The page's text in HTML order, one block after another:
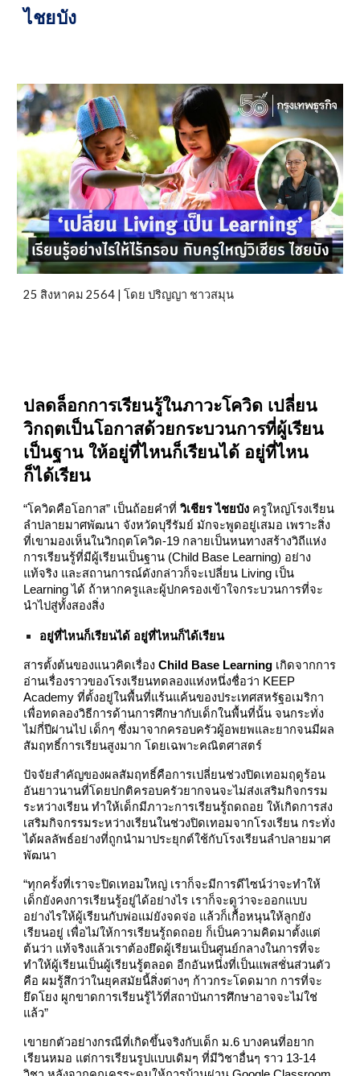
ไชยบัง
25 สิงหาคม 2564 | โดย ปริญญา ชาวสมุน
ปลดล็อกการเรียนรู้ในภาวะโควิด เปลี่ยน
วิกฤตเป็นโอกาสด้วยกระบวนการที่ผู้เรียน
เป็นฐาน ให้อยู่ที่ไหนก็เรียนได้ อยู่ที่ไหน
ก็ได้เรียน
“โควิดคือโอกาส” เป็นถ้อยคำที่วิเชียร ไชยบัง ครูใหญ่โรงเรียน
ลำปลายมาศพัฒนา จังหวัดบุรีรัมย์ มักจะพูดอยู่เสมอ เพราะสิ่ง
ที่เขามองเห็นในวิกฤตโควิด-19 กลายเป็นหนทางสร้างวิถีแห่ง
การเรียนรู้ที่มีผู้เรียนเป็นฐาน (Child Base Learning) อย่าง
แท้จริง และสถานการณ์ดังกล่าวก็จะเปลี่ยน Living เป็น
Learning ได้ ถ้าหากครูและผู้ปกครองเข้าใจกระบวนการที่จะ
นำไปสู่ทั้งสองสิ่ง
อยู่ที่ไหนก็เรียนได้ อยู่ที่ไหนก็ได้เรียน
สารตั้งต้นของแนวคิดเรื่องChild Base Learning เกิดจากการ
อ่านเรื่องราวของโรงเรียนทดลองแห่งหนึ่งชื่อว่า KEEP
Academy ที่ตั้งอยู่ในพื้นที่แร้นแค้นของประเทศสหรัฐอเมริกา
เพื่อทดลองวิธีการด้านการศึกษากับเด็กในพื้นที่นั้น จนกระทั่ง
ไม่กี่ปีผ่านไป เด็กๆ ซึ่งมาจากครอบครัวผู้อพยพและยากจนมีผล
สัมฤทธิ์การเรียนสูงมาก โดยเฉพาะคณิตศาสตร์
ปัจจัยสำคัญของผลสัมฤทธิ์คือการเปลี่ยนช่วงปิดเทอมฤดูร้อน
อันยาวนานที่โดยปกติครอบครัวยากจนจะไม่ส่งเสริมกิจกรรม
ระหว่างเรียน ทำให้เด็กมีภาวะการเรียนรู้ถดถอย ให้เกิดการส่ง
เสริมกิจกรรมระหว่างเรียนในช่วงปิดเทอมจากโรงเรียน กระทั่ง
ได้ผลลัพธ์อย่างที่ถูกนำมาประยุกต์ใช้กับโรงเรียนลำปลายมาศ
พัฒนา
“ทุกครั้งที่เราจะปิดเทอมใหญ่ เราก็จะมีการดีไซน์ว่าจะทำให้
เด็กยังคงการเรียนรู้อยู่ได้อย่างไร เราก็จะดูว่าจะออกแบบ
อย่างไรให้ผู้เรียนกับพ่อแม่ยังจดจ่อ แล้วก็เกื้อหนุนให้ลูกยัง
เรียนอยู่ เพื่อไม่ให้การเรียนรู้ถดถอย ก็เป็นความคิดมาตั้งแต่
ต้นว่า แท้จริงแล้วเราต้องยึดผู้เรียนเป็นศูนย์กลางในการที่จะ
ทำให้ผู้เรียนเป็นผู้เรียนรู้ตลอด อีกอันหนึ่งที่เป็นแพสชั่นส่วนตัว
คือ ผมรู้สึกว่าในยุคสมัยนี้สิ่งต่างๆ ก้าวกระโดดมาก การที่จะ
ยึดโยง ผูกขาดการเรียนรู้ไว้ที่สถาบันการศึกษาอาจจะไม่ใช่
แล้ว”
เขายกตัวอย่างกรณีที่เกิดขึ้นจริงกับเด็ก ม.6 บางคนที่อยาก
เรียนหมอ แต่การเรียนรูปแบบเดิมๆ ที่มีวิชาอื่นๆ ราว 13-14